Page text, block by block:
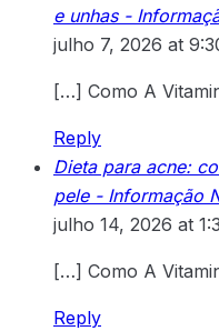
e unhas -
julho 7, 2026 at
[…] Como A
Reply
Dieta para acne:
pele - Informação
julho 14, 2026 at
[…] Como A
Reply